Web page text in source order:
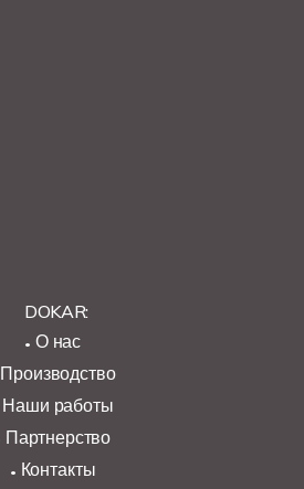
DOKAR:
О нас
Производство
Наши работы
Партнерство
Контакты